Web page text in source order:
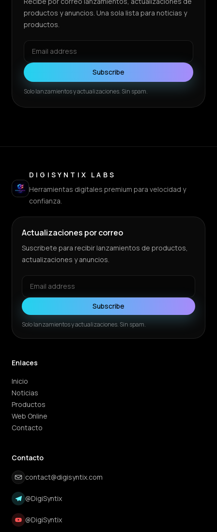
productos y anuncios. Una sola lista para noticias y
productos.
Subscribe
Solo lanzamientos y actualizaciones. Sin spam.
DIGISYNTIX LABS
Herramientas digitales premium para velocidad y
confianza.
Actualizaciones por correo
Suscribete para recibir lanzamientos de productos,
actualizaciones y anuncios.
Subscribe
Solo lanzamientos y actualizaciones. Sin spam.
Enlaces
Inicio
Noticias
Productos
Web Online
Contacto
Contacto
contact@digisyntix.com
@DigiSyntix
@DigiSyntix